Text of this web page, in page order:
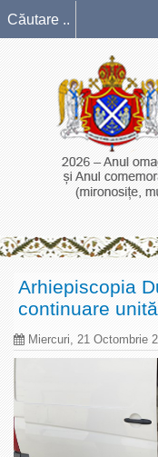
Arhiepiscopia
continuare
Miercuri, 21 Octombrie